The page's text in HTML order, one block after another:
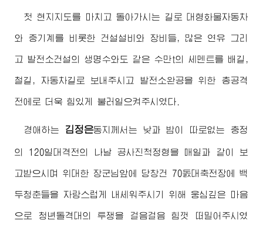
첫 현지지도를 마치고 돌아가시는 길로 대형화물자동차
와 중기계를 비롯한 건설설비와 장비들, 많은 연유 그리
고 발전소건설의 생명수와도 같은 수만t의 세멘트를 배길,
철길, 자동차길로 보내주시고 발전소완공을 위한 총공격
전에로 더욱 힘있게 불러일으켜주시였다.
경애하는 김정은동지 께서는 낮과 밤이 따로없는 충정
의 120일대격전의 나날 공사진척정형을 매일과 같이 보
고받으시며 위대한 장군님 앞에 당창건 70돐대축전장에 백
두청춘들을 자랑스럽게 내세워주시기 위해 웅심깊은 마음
으로 청년돌격대의 투쟁을 걸음걸음 힘껏 떠밀어주시였